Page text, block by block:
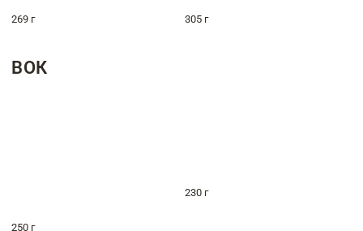
269 г 305 г
ВОК
230 г
250 г